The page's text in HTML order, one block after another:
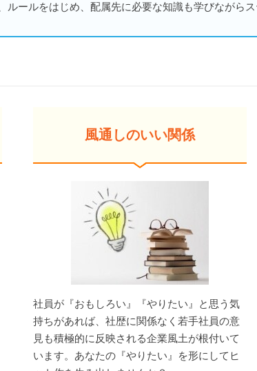
ルールをはじめ、配属先に必要な知識も学びながらス
風通しのいい関係
社員が『おもしろい』『やりたい』と思う気
持ちがあれば、社歴に関係なく若手社員の意
見も積極的に反映される企業風土が根付いて
います。あなたの『やりたい』を形にしてヒ